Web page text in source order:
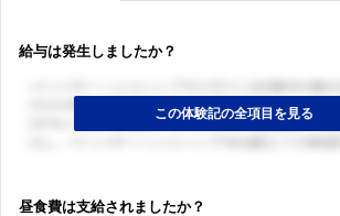
給与は発生しましたか？
昼食費は支給されましたか？